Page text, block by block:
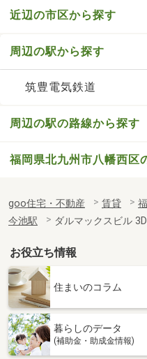
近辺の市区から探す
周辺の駅から探す
筑豊電気鉄道
周辺の駅の路線から探す
福岡県北九州市八幡西区
goo住宅・不動産 賃貸
今池駅
ダルマックスビル
お役立ち情報
住まいのコラム
暮らしのデータ
(補助金・助成金情報)